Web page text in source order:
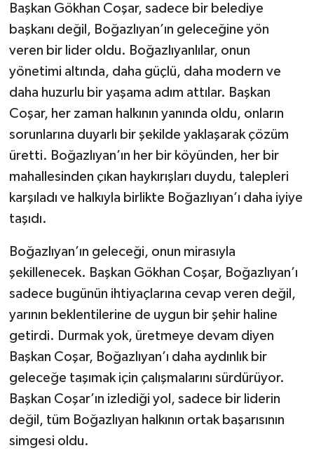
Başkan Gökhan Coşar, sadece bir belediye
başkanı değil, Boğazlıyan’ın geleceğine yön
veren bir lider oldu. Boğazlıyanlılar, onun
yönetimi altında, daha güçlü, daha modern ve
daha huzurlu bir yaşama adım attılar. Başkan
Coşar, her zaman halkının yanında oldu, onların
sorunlarına duyarlı bir şekilde yaklaşarak çözüm
üretti. Boğazlıyan’ın her bir köyünden, her bir
mahallesinden çıkan haykırışları duydu, talepleri
karşıladı ve halkıyla birlikte Boğazlıyan’ı daha iyiye
taşıdı.
Boğazlıyan’ın geleceği, onun mirasıyla
şekillenecek. Başkan Gökhan Coşar, Boğazlıyan’ı
sadece bugünün ihtiyaçlarına cevap veren değil,
yarının beklentilerine de uygun bir şehir haline
getirdi. Durmak yok, üretmeye devam diyen
Başkan Coşar, Boğazlıyan’ı daha aydınlık bir
geleceğe taşımak için çalışmalarını sürdürüyor.
Başkan Coşar’ın izlediği yol, sadece bir liderin
değil, tüm Boğazlıyan halkının ortak başarısının
simgesi oldu.